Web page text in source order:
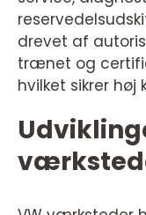
drevet af
trænet og
hvilket sikrer høj